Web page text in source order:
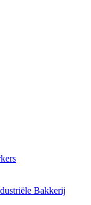
Bakkerij